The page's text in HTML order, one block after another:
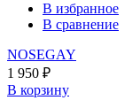
В избранное
В сравнение
NOSEGAY
1 950 ₽
В корзину